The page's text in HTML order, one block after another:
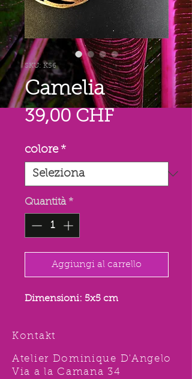
SKU: K56
Camelia
39,00 CHFPrezzo
colore *
Quantità *
Aggiungi al carrello
Dimensioni: 5x5 cm
Kontakt
Atelier Dominique D'Angelo
Via a la Camana 34